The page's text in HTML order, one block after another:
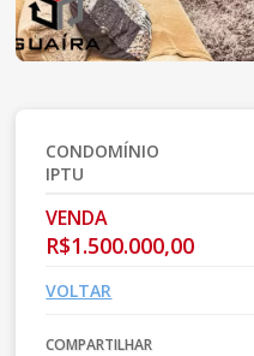
CONDOMÍNIO
IPTU
VENDA
R$1.500.000,00
VOLTAR
COMPARTILHAR